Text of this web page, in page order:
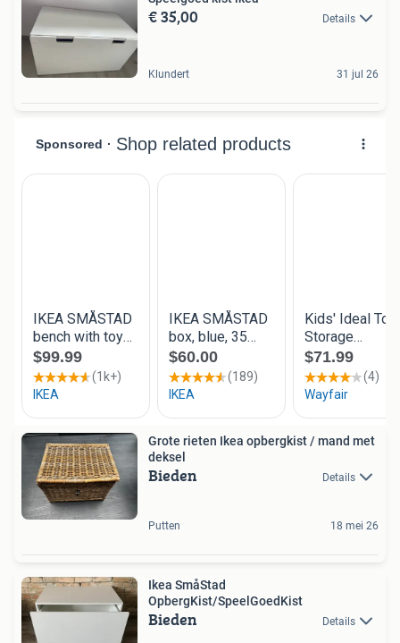
€ 35,00 Details
Klundert 31 jul 26
Grote rieten Ikea opbergkist / mand met
deksel
Bieden Details
Putten 18 mei 26
Ikea SmåStad
OpbergKist/SpeelGoedKist
Bieden Details